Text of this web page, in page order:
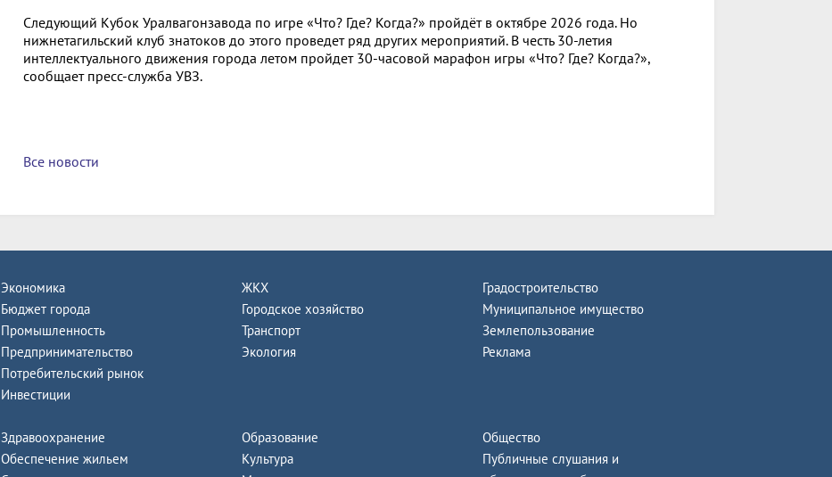
Следующий Кубок Уралвагонзавода по игре «Что? Где? Когда?» пройдёт в октябре 2026 года. Но
нижнетагильский клуб знатоков до этого проведет ряд других мероприятий. В честь 30-летия
интеллектуального движения города летом пройдет 30-часовой марафон игры «Что? Где? Когда?»,
сообщает пресс-служба УВЗ.
Все новости
Экономика
Бюджет города
Промышленность
Предпринимательство
Потребительский рынок
Инвестиции
ЖКХ
Городское хозяйство
Транспорт
Экология
Градостроительство
Муниципальное имущество
Землепользование
Реклама
Здравоохранение
Обеспечение жильем
Образование
Культура
Общество
Публичные слушания и